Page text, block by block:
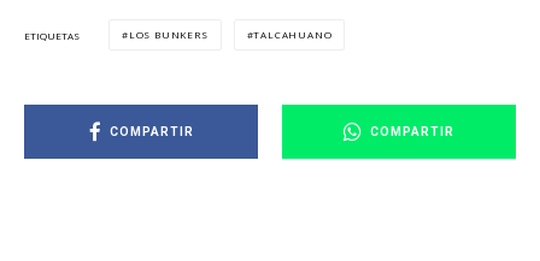
ETIQUETAS LOS BUNKERS TALCAHUANO
COMPARTIR COMPARTIR